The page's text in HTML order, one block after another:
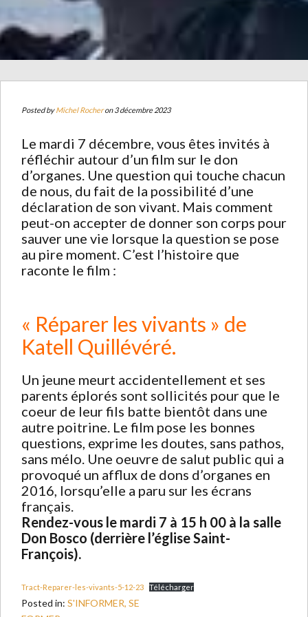
Posted byMichel Rocheron 3 décembre 2023
Le mardi 7 décembre, vous êtes invités à
réfléchir autour d’un film sur le don
d’organes. Une question qui touche chacun
de nous, du fait de la possibilité d’une
déclaration de son vivant. Mais comment
peut-on accepter de donner son corps pour
sauver une vie lorsque la question se pose
au pire moment. C’est l’histoire que
raconte le film :
« Réparer les vivants » de
Katell Quillévéré.
Un jeune meurt accidentellement et ses
parents éplorés sont sollicités pour que le
coeur de leur fils batte bientôt dans une
autre poitrine. Le film pose les bonnes
questions, exprime les doutes, sans pathos,
sans mélo. Une oeuvre de salut public qui a
provoqué un afflux de dons d’organes en
2016, lorsqu’elle a paru sur les écrans
français.
Rendez-vous le mardi 7 à 15 h 00 à la salle
Don Bosco (derrière l’église Saint-
François).
Tract-Reparer-les-vivants-5-12-23 Télécharger
Posted in: S'INFORMER, SE